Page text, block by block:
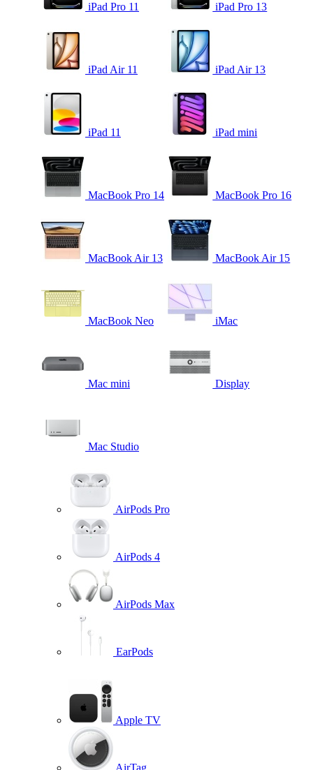
iPad Pro 11 iPad Pro 13
iPad Air 11 iPad Air 13
iPad 11 iPad mini
MacBook Pro 14 MacBook Pro 16
MacBook Air 13 MacBook Air 15
MacBook Neo iMac
Mac mini Display
Mac Studio
AirPods Pro
AirPods 4
AirPods Max
EarPods
Apple TV